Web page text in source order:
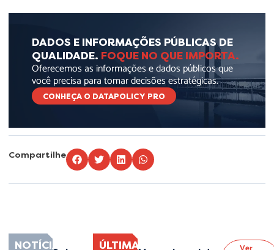
DADOS E INFORMAÇÕES PÚBLICAS DE
QUALIDADE. FOQUE NO QUE IMPORTA.
Oferecemos as informações e dados públicos que
você precisa para tomar decisões estratégicas.
CONHEÇA O DATAPOLICY PRO
Compartilhe
NOTÍCIAS
ÚLTIMAS